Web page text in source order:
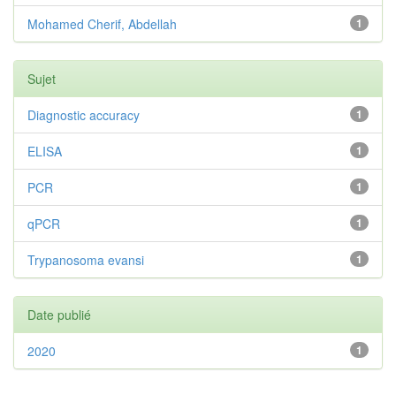
1
Mohamed Cherif, Abdellah
Sujet
1
Diagnostic accuracy
1
ELISA
1
PCR
1
qPCR
1
Trypanosoma evansi
Date publié
1
2020